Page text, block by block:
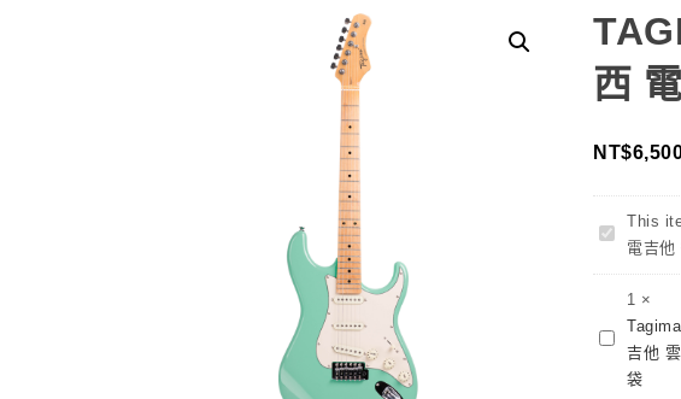
西
NT$
Tagima
巴
This
電吉他
Tagima
Porteno
1 ×
吉他
袋